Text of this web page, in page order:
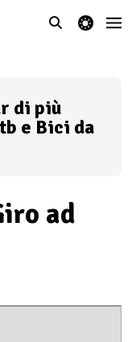
theme switcher
di più
e Bici da
ad